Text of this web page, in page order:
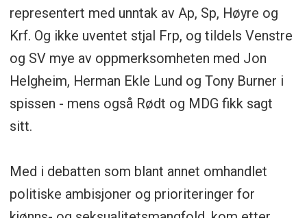
representert med unntak av Ap, Sp, Høyre og
Krf. Og ikke uventet stjal Frp, og tildels Venstre
og SV mye av oppmerksomheten med Jon
Helgheim, Herman Ekle Lund og Tony Burner i
spissen - mens også Rødt og MDG fikk sagt
sitt.
Med i debatten som blant annet omhandlet
politiske ambisjoner og prioriteringer for